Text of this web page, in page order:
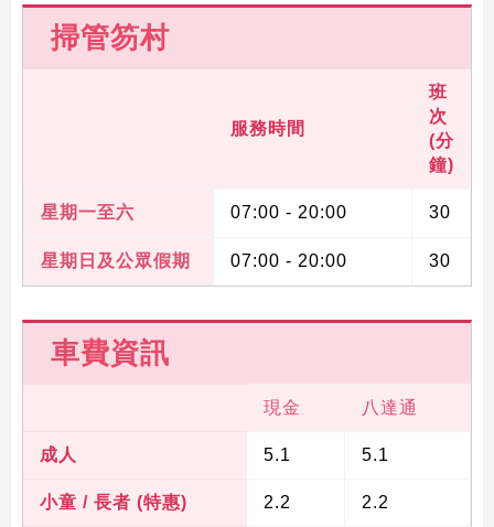
掃管笏村
服務時間
班
次
(分
鐘)
星期一至六 07:00 - 20:00 30
星期日及公眾假期 07:00 - 20:00 30
車費資訊
現金 八達通
成人 5.1 5.1
小童 / 長者 (特惠) 2.2 2.2